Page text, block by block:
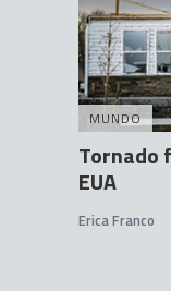
MUNDO
Tornado
EUA
Erica Franco